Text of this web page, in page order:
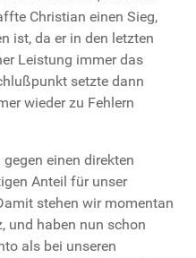
Christian einen Sieg,
ist, da er in den letzten
Leistung immer das
setzte dann
wieder zu Fehlern
einen direkten
Anteil für unser
stehen wir momentan
und haben nun schon
als bei unseren